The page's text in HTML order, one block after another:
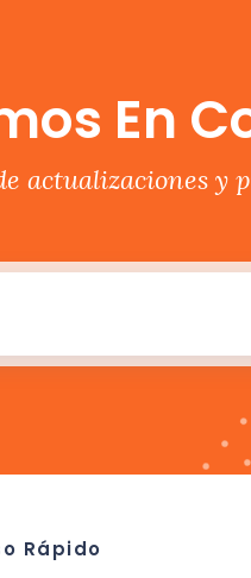
En
actualizaciones y
Rápido